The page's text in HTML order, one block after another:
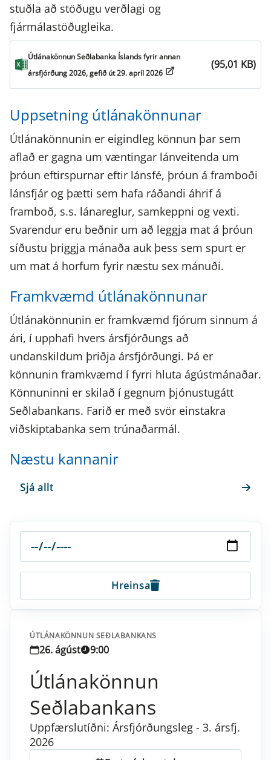
stuðla að stöðugu verðlagi og
fjármálastöðugleika.
Útlánakönnun Seðlabanka Íslands fyrir annan
ársfjórðung 2026, gefið út 29. apríl 2026
(95,01 KB)
Uppsetning útlánakönnunar
Útlánakönnunin er eigindleg könnun þar sem
aflað er gagna um væntingar lánveitenda um
þróun eftirspurnar eftir lánsfé, þróun á framboði
lánsfjár og þætti sem hafa ráðandi áhrif á
framboð, s.s. lánareglur, samkeppni og vexti.
Svarendur eru beðnir um að leggja mat á þróun
síðustu þriggja mánaða auk þess sem spurt er
um mat á horfum fyrir næstu sex mánuði.
Framkvæmd útlánakönnunar
Útlánakönnunin er framkvæmd fjórum sinnum á
ári, í upphafi hvers ársfjórðungs að
undanskildum þriðja ársfjórðungi. Þá er
könnunin framkvæmd í fyrri hluta ágústmánaðar.
Könnuninni er skilað í gegnum þjónustugátt
Seðlabankans. Farið er með svör einstakra
viðskiptabanka sem trúnaðarmál.
Næstu kannanir
Sjá allt
Hreinsa
ÚTLÁNAKÖNNUN SEÐLABANKANS
26. ágúst 9:00
Útlánakönnun
Seðlabankans
Uppfærslutíðni: Ársfjórðungsleg - 3. ársfj.
2026